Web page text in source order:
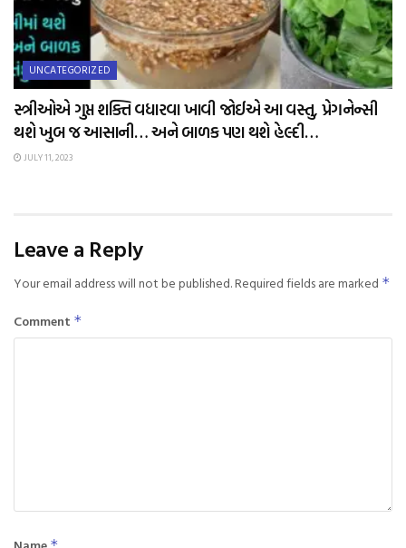
UNCATEGORIZED
સ્ત્રીઓએ ગુપ્ત શક્તિ વધારવા ખાવી જોઈએ આ વસ્તુ, પ્રેગનેન્સી
થશે ખુબ જ આસાની… અને બાળક પણ થશે હેલ્દી…
JULY 11, 2023
Leave a Reply
Your email address will not be published.Required fields are marked *
Comment *